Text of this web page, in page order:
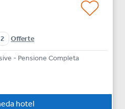
2 Offerte
- Pensione Completa
hotel